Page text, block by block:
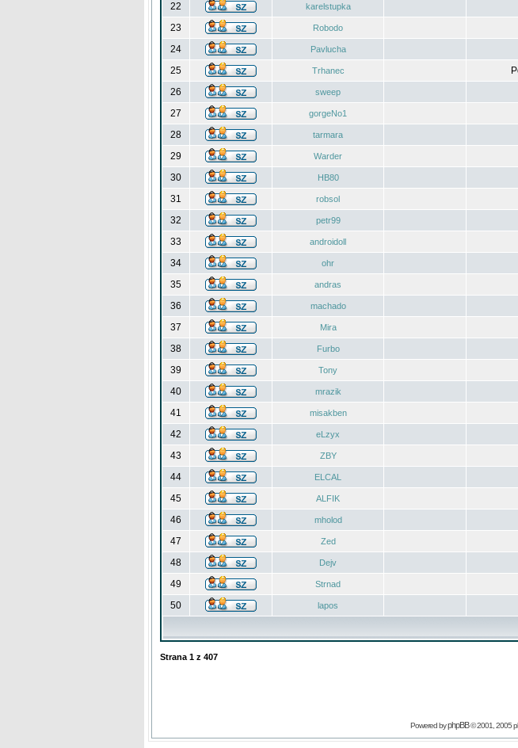
22
karelstupka
23
Robodo
24
Pavlucha
25
Trhanec
26
sweep
27
gorgeNo1
28
tarmara
29
Warder
30
HB80
31
robsol
32
petr99
33
androidoll
34
ohr
35
andras
36
machado
37
Mira
38
Furbo
39
Tony
40
mrazik
41
misakben
42
eLzyx
43
ZBY
44
ELCAL
45
ALFIK
46
mholod
47
Zed
48
Dejv
49
Strnad
50
lapos
Strana 1 z 407
Powered byphpBB© 2001, 2005